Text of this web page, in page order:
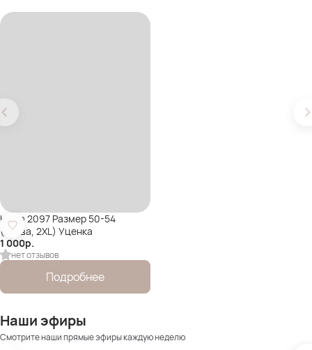
Юбка 2097 Размер 50-54
(олива, 2XL) Уценка
1 000р.
нет отзывов
Подробнее
Наши эфиры
Смотрите наши прямые эфиры каждую неделю